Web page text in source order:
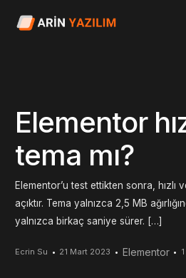
Elementor
tema mı?
Elementor’u test ettikten sonra, hızlı
açıktır. Tema yalnızca 2,5 MB
yalnızca birkaç saniye sürer. […]
Ecrin Su 21 Mart 2023 Elementor